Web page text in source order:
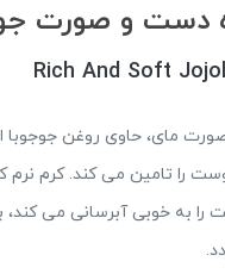
دست و صورت
Rich And Soft
مای، حاوی روغن جوجوبا
را به خوبی آبرسانی می